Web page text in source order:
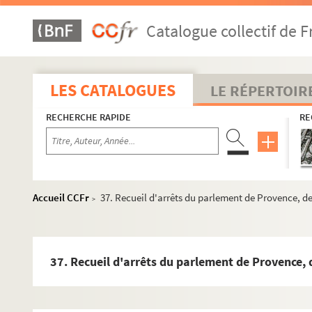
Catalogue collectif de
LES CATALOGUES LE
RECHERCHE RAPIDE
Accueil CCFr > 37. Recueil d'arrêts du parlement de Provence,
37. Recueil d'arrêts du parlement de Provence,
4. « Vetus sacramentarium manuscriptum sancte
5. « Fragmentum veteris missalis manuscripti, secundum
6. « Vetus processionale manuscriptum sancte
7. « Processionale sanctae Arelatensis ecclesiae, cum
8. « Notes volantes manuscrites, pour servir à la rédaction
9. « Codex manuscriptus continens officium passionis
10. « Cantus diversi pro fratribus ordinis regularis
),
12-13. « Ordonnances et mandemens des archevêques
16. « Tractatus de praedestinatione, de adorando SS.